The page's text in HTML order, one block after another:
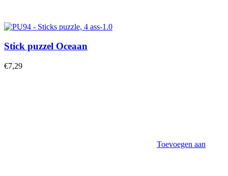
Stick puzzel Oceaan
€7,29
Toevoegen aan